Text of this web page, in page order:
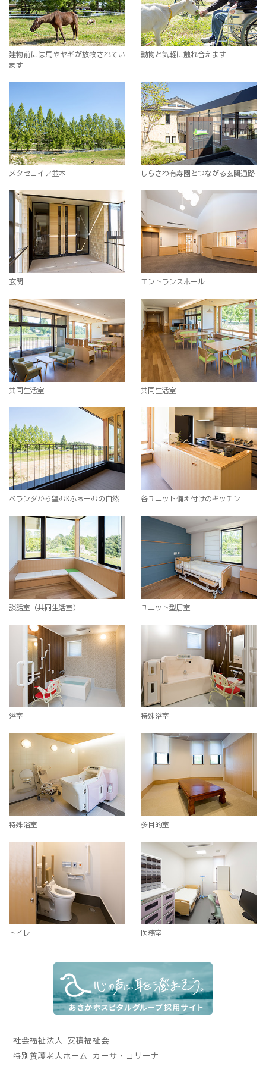
建物前には馬やヤギが放牧されてい
ます
動物と気軽に触れ合えます
メタセコイア並木 しらさわ有寿園とつながる玄関通路
玄関 エントランスホール
共同生活室 共同生活室
ベランダから望むKふぁーむの自然 各ユニット備え付けのキッチン
談話室（共同生活室） ユニット型居室
浴室 特殊浴室
特殊浴室 多目的室
トイレ 医務室
社会福祉法人 安積福祉会
特別養護老人ホーム カーサ・コリーナ